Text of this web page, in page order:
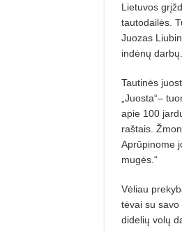
Lietuvos gr
tautodailės.
Juozas Liu
indėnų
Tautinės
„Juosta“–
apie 100 jard
raštais.
Aprūpinome
mugės.“
Vėliau
tėvai su savo
didelių volų